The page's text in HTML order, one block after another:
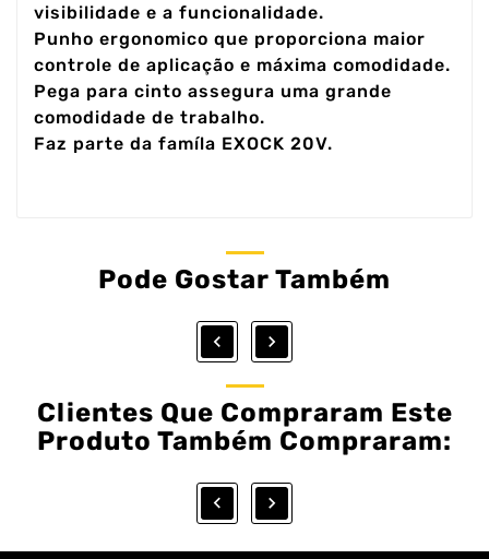
visibilidade e a funcionalidade.
Punho ergonomico que proporciona maior
controle de aplicação e máxima comodidade.
Pega para cinto assegura uma grande
comodidade de trabalho.
Faz parte da famíla EXOCK 20V.
Pode Gostar Também
 
Clientes Que Compraram Este
Produto Também Compraram:
 